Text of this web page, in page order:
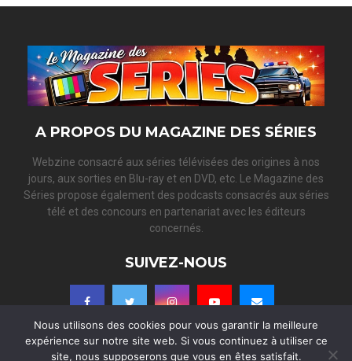
C
A PROPOS DU MAGAZINE DES SÉRIES
Webzine consacré aux séries télévisées des origines à nos
jours, aux sorties en Blu-ray et en DVD, etc. Le Magazine des
Séries propose également des podcasts consacrés aux séries
télé et des concours en partenariat avec les éditeurs
concernés.
SUIVEZ-NOUS
Nous utilisons des cookies pour vous garantir la meilleure
expérience sur notre site web. Si vous continuez à utiliser ce
site, nous supposerons que vous en êtes satisfait.